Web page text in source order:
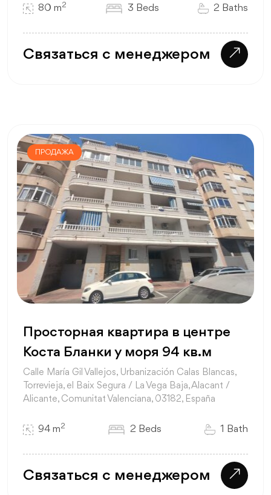
80 m2 3 Beds 2 Baths
Связаться с менеджером
ПРОДАЖА
Просторная квартира в центре
Коста Бланки у моря 94 кв.м
Calle María Gil Vallejos, Urbanización Calas Blancas,
Torrevieja, el Baix Segura / La Vega Baja, Alacant /
Alicante, Comunitat Valenciana, 03182, España
94 m2 2 Beds 1 Bath
Связаться с менеджером